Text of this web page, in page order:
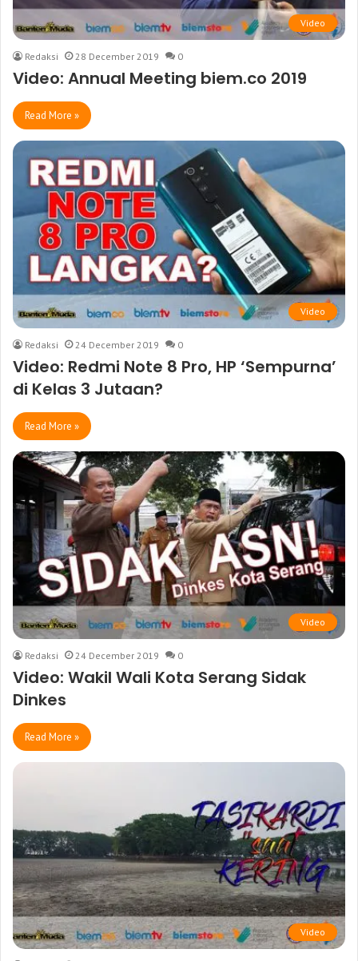
Video
Redaksi 28 December 2019 0
Video: Annual Meeting biem.co 2019
Read More »
Video
Redaksi 24 December 2019 0
Video: Redmi Note 8 Pro, HP ‘Sempurna’
di Kelas 3 Jutaan?
Read More »
Video
Redaksi 24 December 2019 0
Video: Wakil Wali Kota Serang Sidak
Dinkes
Read More »
Video